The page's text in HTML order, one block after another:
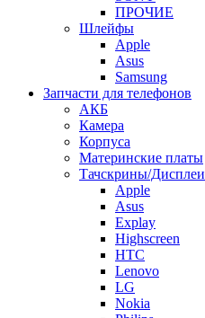
ПРОЧИЕ
Шлейфы
Apple
Asus
Samsung
Запчасти для телефонов
АКБ
Камера
Корпуса
Материнские платы
Тачскрины/Дисплеи
Apple
Asus
Explay
Highscreen
HTC
Lenovo
LG
Nokia